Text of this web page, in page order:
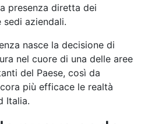
presenza diretta dei
aziendali.
nasce la decisione di
nel cuore di una delle aree
del Paese, così da
più efficace le realtà
Italia.